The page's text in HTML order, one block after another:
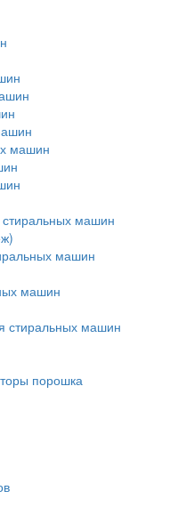
машин
машин
машин
машин
стиральных машин
порошка